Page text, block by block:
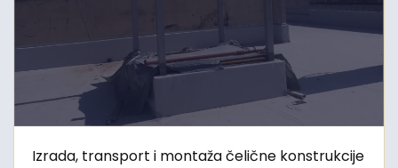
Izrada, transport i montaža čelične konstrukcije